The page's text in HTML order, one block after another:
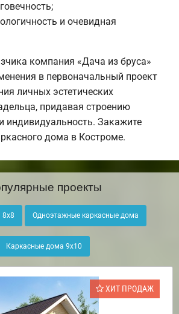
и очевидная
компания «Дача из бруса»
в первоначальный проект
личных эстетических
придавая строению
индивидуальность. Закажите
дома в Костроме.
проекты
8х8 Одноэтажные каркасные дома
Каркасные дома 9х10
ХИТ ПРОДАЖ